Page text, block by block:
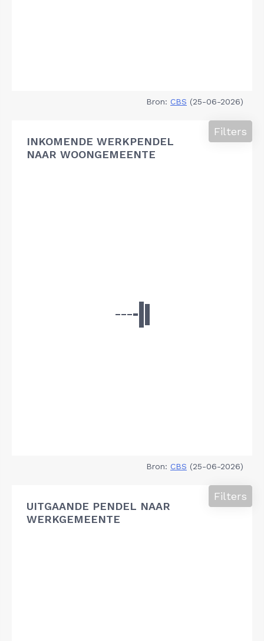
Bron: CBS (25-06-2026)
INKOMENDE WERKPENDEL
NAAR WOONGEMEENTE
Filters
Bron: CBS (25-06-2026)
UITGAANDE PENDEL NAAR
WERKGEMEENTE
Filters